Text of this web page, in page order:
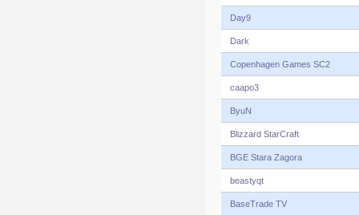
Day9
Dark
Copenhagen Games SC2
caapo3
ByuN
Blizzard StarCraft
BGE Stara Zagora
beastyqt
BaseTrade TV